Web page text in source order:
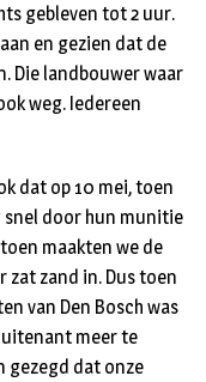
gebleven tot 2 uur.
en gezien dat de
Die landbouwer waar
weg. Iedereen
dat op 10 mei, toen
snel door hun munitie
maakten we de
zat zand in. Dus toen
van Den Bosch was
meer te
gezegd dat onze